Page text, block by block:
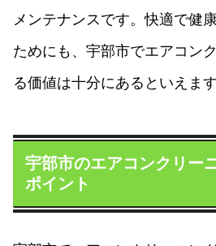
メンテナンスです。快適で健
ためにも、宇部市でエアコン
る価値は十分にあるといえます
宇部市のエアコンクリー
ポイント